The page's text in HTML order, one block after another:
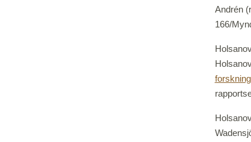
Andrén
166/